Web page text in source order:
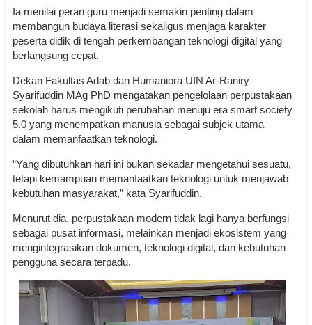
Ia menilai peran guru menjadi semakin penting dalam
membangun budaya literasi sekaligus menjaga karakter
peserta didik di tengah perkembangan teknologi digital yang
berlangsung cepat.
Dekan Fakultas Adab dan Humaniora UIN Ar-Raniry
Syarifuddin MAg PhD mengatakan pengelolaan perpustakaan
sekolah harus mengikuti perubahan menuju era smart society
5.0 yang menempatkan manusia sebagai subjek utama
dalam memanfaatkan teknologi.
“Yang dibutuhkan hari ini bukan sekadar mengetahui sesuatu,
tetapi kemampuan memanfaatkan teknologi untuk menjawab
kebutuhan masyarakat,” kata Syarifuddin.
Menurut dia, perpustakaan modern tidak lagi hanya berfungsi
sebagai pusat informasi, melainkan menjadi ekosistem yang
mengintegrasikan dokumen, teknologi digital, dan kebutuhan
pengguna secara terpadu.